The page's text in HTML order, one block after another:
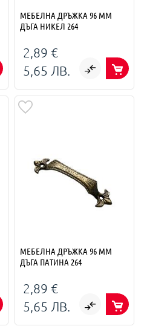
МЕБЕЛНА ДРЪЖКА 96 ММ
ДЪГА НИКЕЛ 264
2,89 €
5,65 ЛВ.
МЕБЕЛНА ДРЪЖКА 96 ММ
ДЪГА ПАТИНА 264
2,89 €
5,65 ЛВ.